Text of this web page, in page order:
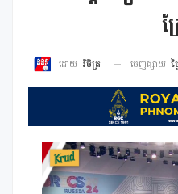
ក្
ដោយ វិចិត្រ ចេញផ្សាយ ថ្